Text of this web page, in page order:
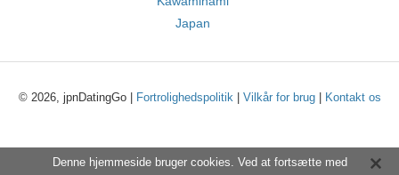
Japan
© 2026, jpnDatingGo | Fortrolighedspolitik| Vilkår for brug| Kontakt os
Denne hjemmeside bruger cookies. Ved at fortsætte med